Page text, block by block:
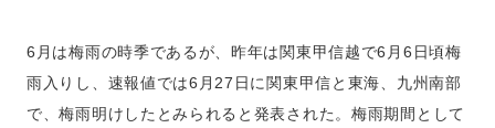
6月は梅雨の時季であるが、昨年は関東甲信越で6月6日頃梅
雨入りし、速報値では6月27日に関東甲信と東海、九州南部
で、梅雨明けしたとみられると発表された。梅雨期間として